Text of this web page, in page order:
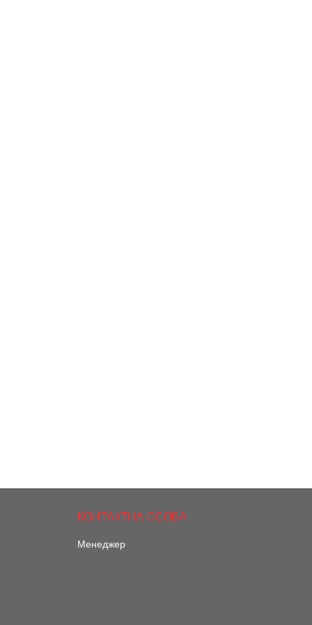
Менеджер